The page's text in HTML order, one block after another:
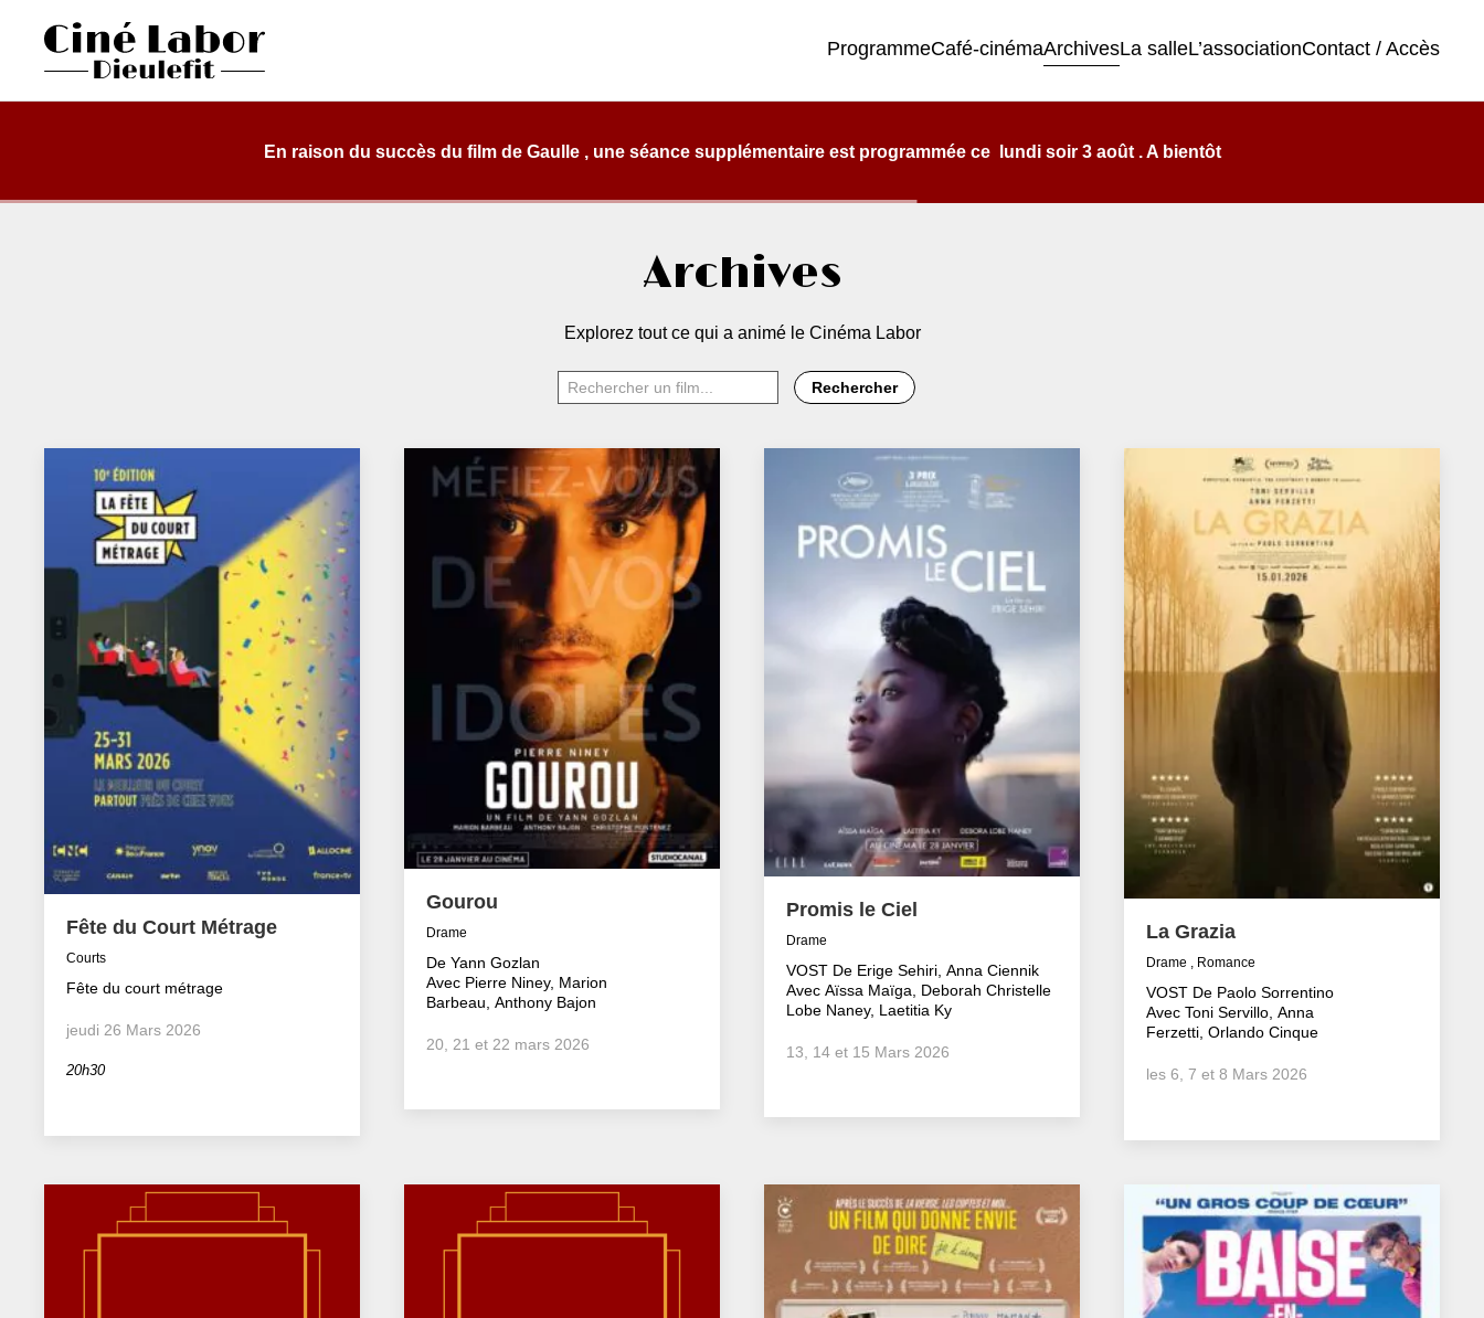
content
Cinéma Labor
ProgrammeCafé-cinémaArchivesLa salleL’associationContact / Accès
En raison du succès du film de Gaulle , une séance supplémentaire est programmée ce lundi soir 3 août . A bientôt
Archives
Explorez tout ce qui a animé le Cinéma Labor
Rechercher : Rechercher
Fête du Court Métrage
Courts
Fête du court métrage
jeudi 26 Mars 2026
20h30
Gourou
Drame
De Yann Gozlan
Avec Pierre Niney, Marion
Barbeau, Anthony Bajon
20, 21 et 22 mars 2026
Promis le Ciel
Drame
VOST De Erige Sehiri, Anna Ciennik
Avec Aïssa Maïga, Deborah Christelle
Lobe Naney, Laetitia Ky
13, 14 et 15 Mars 2026
La Grazia
Drame , Romance
VOST De Paolo Sorrentino
Avec Toni Servillo, Anna
Ferzetti, Orlando Cinque
les 6, 7 et 8 Mars 2026